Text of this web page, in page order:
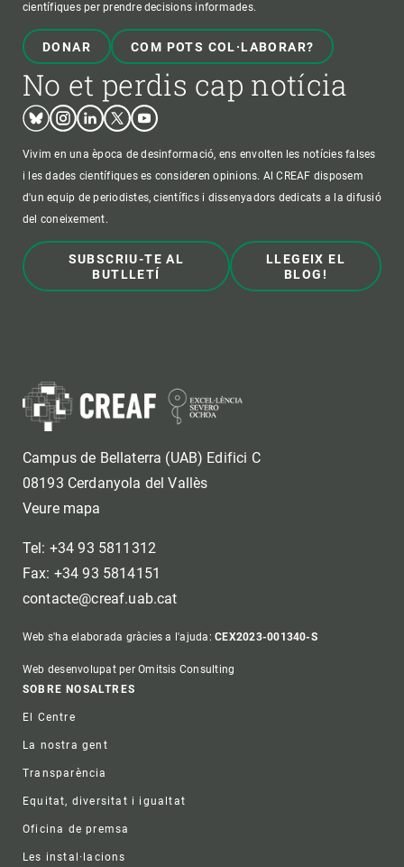
científiques per prendre decisions informades.
DONAR COM POTS COL·LABORAR?
No et perdis cap notícia
BlueskyInstagram
LinkedinTwitterYoutube
Vivim en una època de desinformació, ens envolten les notícies falses
i les dades científiques es consideren opinions. Al CREAF disposem
d'un equip de periodistes, científics i dissenyadors dedicats a la difusió
del coneixement.
SUBSCRIU-TE AL
BUTLLETÍ
LLEGEIX EL
BLOG!
Campus de Bellaterra (UAB) Edifici C
08193 Cerdanyola del Vallès
Veure mapa
Tel: +34 93 5811312
Fax: +34 93 5814151
contacte@creaf.uab.cat
Web s'ha elaborada gràcies a l'ajuda:CEX2023-001340-S
Web desenvolupat per Omitsis Consulting
Footer
SOBRE NOSALTRES
El Centre
La nostra gent
Transparència
Equitat, diversitat i igualtat
Oficina de premsa
Les instal·lacions